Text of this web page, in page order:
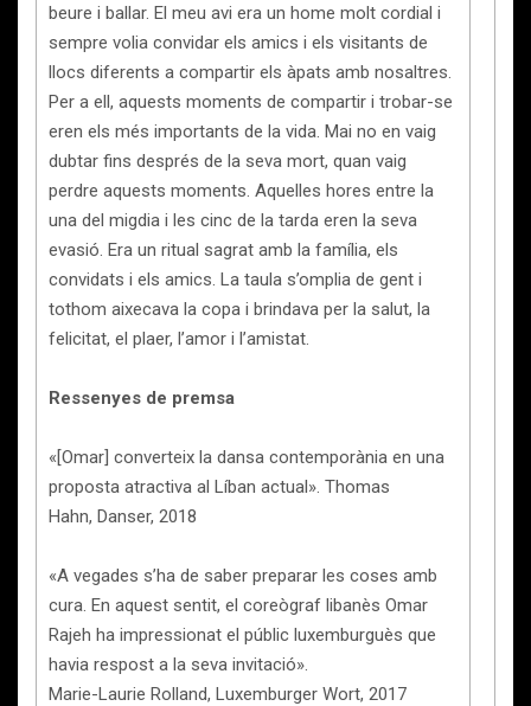
beure i ballar. El meu avi era un home molt cordial i
sempre volia convidar els amics i els visitants de
llocs diferents a compartir els àpats amb nosaltres.
Per a ell, aquests moments de compartir i trobar-se
eren els més importants de la vida. Mai no en vaig
dubtar fins després de la seva mort, quan vaig
perdre aquests moments. Aquelles hores entre la
una del migdia i les cinc de la tarda eren la seva
evasió. Era un ritual sagrat amb la família, els
convidats i els amics. La taula s’omplia de gent i
tothom aixecava la copa i brindava per la salut, la
felicitat, el plaer, l’amor i l’amistat.
Ressenyes de premsa
«[Omar] converteix la dansa contemporània en una
proposta atractiva al Líban actual». Thomas
Hahn, Danser, 2018
«A vegades s’ha de saber preparar les coses amb
cura. En aquest sentit, el coreògraf libanès Omar
Rajeh ha impressionat el públic luxemburguès que
havia respost a la seva invitació».
Marie-Laurie Rolland, Luxemburger Wort, 2017